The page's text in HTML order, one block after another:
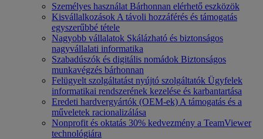
Személyes használat Bárhonnan elérhető eszközök
Kisvállalkozások A távoli hozzáférés és támogatás
egyszerűbbé tétele
Nagyobb vállalatok Skálázható és biztonságos
nagyvállalati informatika
Szabadúszók és digitális nomádok Biztonságos
munkavégzés bárhonnan
Felügyelt szolgáltatást nyújtó szolgáltatók Ügyfelek
informatikai rendszerének kezelése és karbantartása
Eredeti hardvergyártók (OEM-ek) A támogatás és a
műveletek racionalizálása
Nonprofit és oktatás 30% kedvezmény a TeamViewer
technológiára